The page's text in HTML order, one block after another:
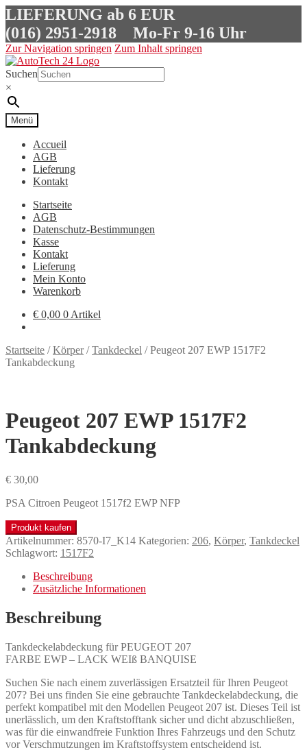
LIEFERUNG ab 6 EUR
(016) 2951-2918 Mo-Fr 9-16 Uhr
Zur Navigation springen Zum Inhalt springen
Suchen
×
Menü
Accueil
AGB
Lieferung
Kontakt
Startseite
AGB
Datenschutz-Bestimmungen
Kasse
Kontakt
Lieferung
Mein Konto
Warenkorb
€ 0,00 0 Artikel
Startseite /Körper/Tankdeckel /Peugeot 207 EWP 1517F2
Tankabdeckung
Peugeot 207 EWP 1517F2
Tankabdeckung
€ 30,00
PSA Citroen Peugeot 1517f2 EWP NFP
Produkt kaufen
Artikelnummer: 8570-I7_K14 Kategorien: 206, Körper, Tankdeckel
Schlagwort: 1517F2
Beschreibung
Zusätzliche Informationen
Beschreibung
Tankdeckelabdeckung für PEUGEOT 207
FARBE EWP – LACK WEIß BANQUISE
Suchen Sie nach einem zuverlässigen Ersatzteil für Ihren Peugeot
207? Bei uns finden Sie eine gebrauchte Tankdeckelabdeckung, die
perfekt kompatibel mit den Modellen Peugeot 207 ist. Dieses Teil ist
unerlässlich, um den Kraftstofftank sicher und dicht abzuschließen,
was für die einwandfreie Funktion Ihres Fahrzeugs und den Schutz
vor Verschmutzungen im Kraftstoffsystem entscheidend ist.